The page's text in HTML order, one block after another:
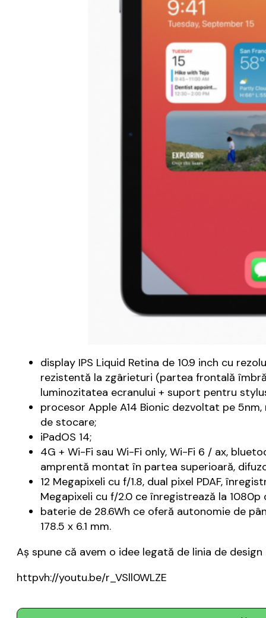
display IPS Liquid Retina de 10.9 inch cu
rezistentă la zgârieturi (partea frontală
luminozitatea ecranului + suport pentru
procesor Apple A14 Bionic dezvoltat pe
de stocare;
iPadOS 14;
4G + Wi-Fi sau Wi-Fi only, Wi-Fi 6 / ax,
amprentă montat în partea superioară,
12 Megapixeli cu f/1.8, dual pixel PDAF,
Megapixeli cu f/2.0 ce înregistrează la 1080p
baterie de 28.6Wh ce oferă autonomie de
178.5 x 6.1 mm.
Aș spune că avem o idee legată de linia de
httpvh://youtu.be/r_VSll0WLZE